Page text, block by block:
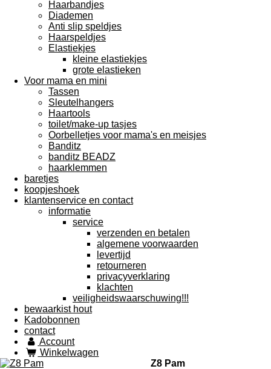
Haarbandjes
Diademen
Anti slip speldjes
Haarspeldjes
Elastiekjes
kleine elastiekjes
grote elastieken
Voor mama en mini
Tassen
Sleutelhangers
Haartools
toilet/make-up tasjes
Oorbelletjes voor mama's en meisjes
Banditz
banditz BEADZ
haarklemmen
baretjes
koopjeshoek
klantenservice en contact
informatie
service
verzenden en betalen
algemene voorwaarden
levertijd
retourneren
privacyverklaring
klachten
veiligheidswaarschuwing!!!
bewaarkist hout
Kadobonnen
contact
Account
Winkelwagen
Z8 Pam